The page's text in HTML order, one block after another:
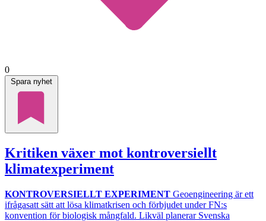
0
Spara nyhet
Kritiken växer mot kontroversiellt
klimatexperiment
KONTROVERSIELLT EXPERIMENT Geoengineering är ett
ifrågasatt sätt att lösa klimatkrisen och förbjudet under FN:s
konvention för biologisk mångfald. Likväl planerar Svenska